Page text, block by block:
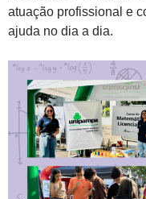
atuação profissional e
ajuda no dia a dia.